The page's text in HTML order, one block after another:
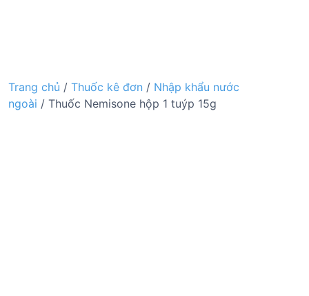
Trang chủ / Thuốc kê đơn / Nhập khẩu nước
ngoài / Thuốc Nemisone hộp 1 tuýp 15g